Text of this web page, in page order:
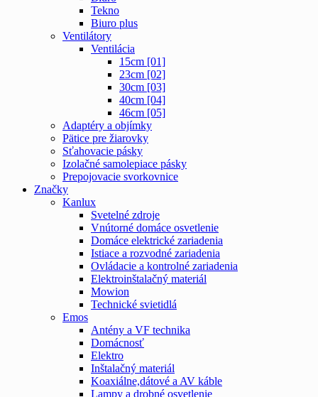
Tekno
Biuro plus
Ventilátory
Ventilácia
15cm [01]
23cm [02]
30cm [03]
40cm [04]
46cm [05]
Adaptéry a objímky
Pätice pre žiarovky
Sťahovacie pásky
Izolačné samolepiace pásky
Prepojovacie svorkovnice
Značky
Kanlux
Svetelné zdroje
Vnútorné domáce osvetlenie
Domáce elektrické zariadenia
Istiace a rozvodné zariadenia
Ovládacie a kontrolné zariadenia
Elektroinštalačný materiál
Mowion
Technické svietidlá
Emos
Antény a VF technika
Domácnosť
Elektro
Inštalačný materiál
Koaxiálne,dátové a AV káble
Lampy a drobné osvetlenie